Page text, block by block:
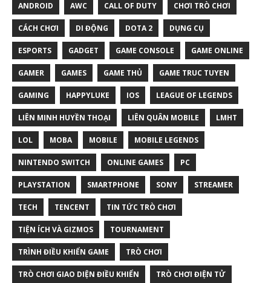
ANDROID AWC CALL OF DUTY CHƠI TRÒ CHƠI
CÁCH CHƠI DI ĐỘNG DOTA 2 DỤNG CỤ
ESPORTS GADGET GAME CONSOLE GAME ONLINE
GAMER GAMES GAME THỦ GAME TRUC TUYEN
GAMING HAPPYLUKE IOS LEAGUE OF LEGENDS
LIÊN MINH HUYỀN THOẠI LIÊN QUÂN MOBILE LMHT
LOL MOBA MOBILE MOBILE LEGENDS
NINTENDO SWITCH ONLINE GAMES PC
PLAYSTATION SMARTPHONE SONY STREAMER
TECH TENCENT TIN TỨC TRÒ CHƠI
TIỆN ÍCH VÀ GIZMOS TOURNAMENT
TRÌNH ĐIỀU KHIỂN GAME TRÒ CHƠI
TRÒ CHƠI GIAO DIỆN ĐIỀU KHIỂN TRÒ CHƠI ĐIỆN TỬ